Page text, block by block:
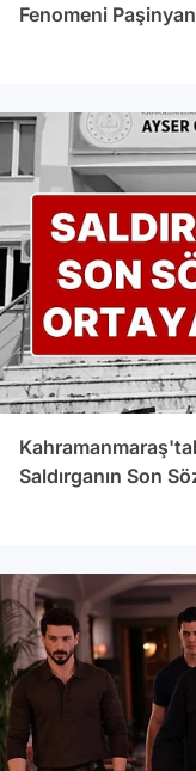
Fenomeni Paşinyan
Saldırganın Son